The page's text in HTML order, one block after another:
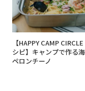
【HAPPY CAMP
シピ】キャンプで作る
ペロンチーノ